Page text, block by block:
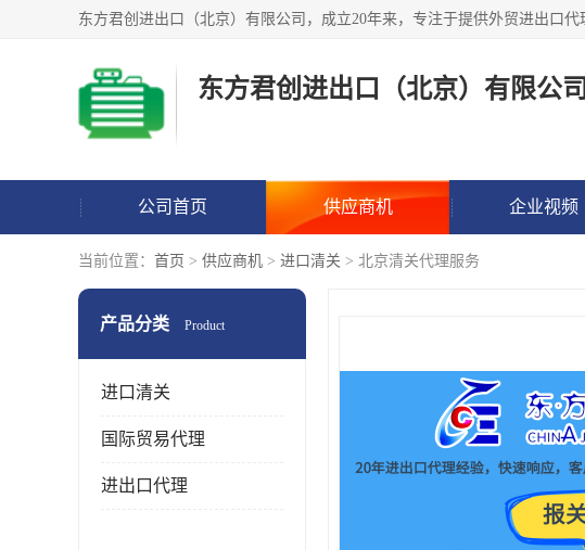
东方君创进出口（北京）有限公司
公司首页 供应商机 企业视频
当前位置： 首页 > 供应商机 > 进口清关 > 北京清关代理服务
产品分类 Product
进口清关
国际贸易代理
进出口代理